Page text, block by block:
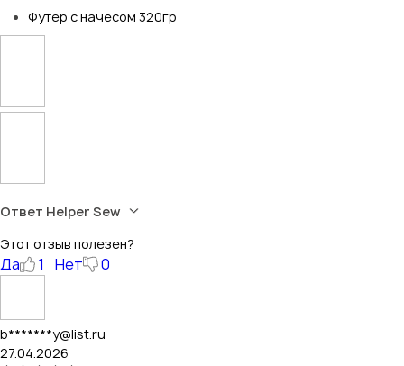
Футер с начесом 320гр
Ответ Helper Sew
Этот отзыв полезен?
Да 1 Нет 0
b*******y@list.ru
27.04.2026